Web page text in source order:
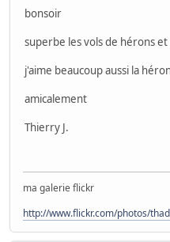
bonsoir
superbe les vols de hérons
j'aime beaucoup aussi la
amicalement
Thierry J.
ma galerie flickr
http://www.flickr.com/photos/